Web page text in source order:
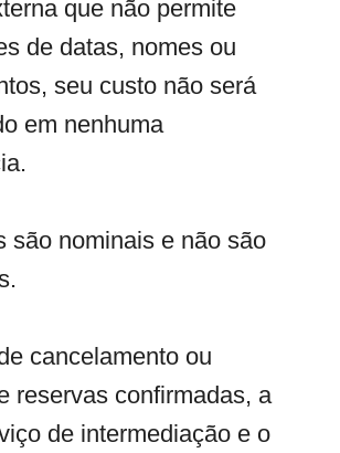
que não permite
de datas, nomes ou
seu custo não será
em nenhuma
são nominais e não são
cancelamento ou
reservas confirmadas, a
de intermediação e o